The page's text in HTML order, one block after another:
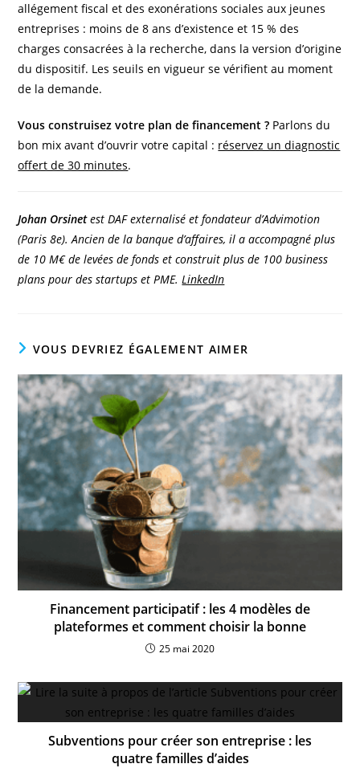
allégement fiscal et des exonérations sociales aux jeunes
entreprises : moins de 8 ans d’existence et 15 % des
charges consacrées à la recherche, dans la version d’origine
du dispositif. Les seuils en vigueur se vérifient au moment
de la demande.
Vous construisez votre plan de financement ? Parlons du
bon mix avant d’ouvrir votre capital : réservez un diagnostic
offert de 30 minutes.
Johan Orsinetest DAF externalisé et fondateur d’Advimotion
(Paris 8e). Ancien de la banque d’affaires, il a accompagné plus
de 10 M€ de levées de fonds et construit plus de 100 business
plans pour des startups et PME.LinkedIn
VOUS DEVRIEZ ÉGALEMENT AIMER
Financement participatif : les 4 modèles de
plateformes et comment choisir la bonne
25 mai 2020
Subventions pour créer son entreprise : les
quatre familles d’aides